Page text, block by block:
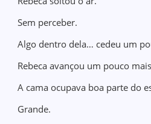
Sem perceber.
Algo dentro dela… cedeu um
Rebeca avançou um pouco
A cama ocupava boa parte do
Grande.